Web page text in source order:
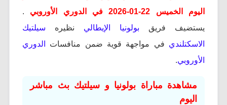
اليوم الخميس 22-01-2026 في الدوري الأوروبي
.
يستضيف فريق بولونيا الإيطالي نظيره سيلتيك
الاسكتلندي في مواجهة قوية ضمن منافسات
الدوري
الأوروبي.
مشاهدة مباراة بولونيا و سيلتيك بث مباشر
اليوم